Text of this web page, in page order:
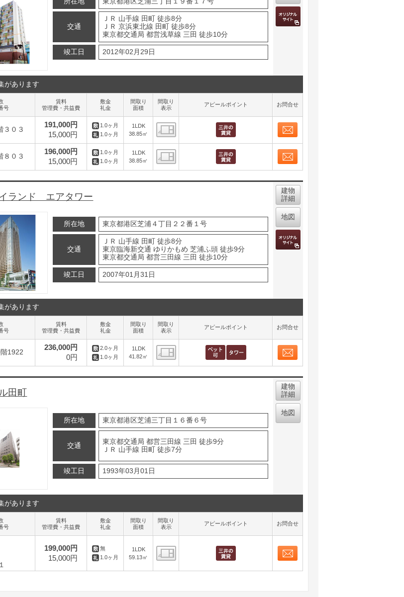
交通
ＪＲ 山手線 田町 徒歩8分
ＪＲ 京浜東北線 田町 徒歩8分
東京都交通局 都営浅草線 三田 徒歩10分
竣工日 2012年02月29日
があります
号
賃料
管理費・共益費
敷金
礼金
間取り
面積
間取り
表示
アピールポイント お問合せ
３０３
191,000円
15,000円
1.0ヶ月
1.0ヶ月
1LDK
38.85㎡
間取り表示
８０３
196,000円
15,000円
1.0ヶ月
1.0ヶ月
1LDK
38.85㎡
間取り表示
ランド エアタワー
所在地 東京都港区芝浦４丁目２２番１号
交通
ＪＲ 山手線 田町 徒歩8分
東京臨海新交通 ゆりかもめ 芝浦ふ頭 徒歩9分
東京都交通局 都営三田線 三田 徒歩10分
竣工日 2007年01月31日
建物
詳細
地図
があります
号
賃料
管理費・共益費
敷金
礼金
間取り
面積
間取り
表示
アピールポイント お問合せ
1922
236,000円
0円
2.0ヶ月
1.0ヶ月
1LDK
41.82㎡
間取り表示
田町
所在地 東京都港区芝浦三丁目１６番６号
交通
東京都交通局 都営三田線 三田 徒歩9分
ＪＲ 山手線 田町 徒歩7分
竣工日 1993年03月01日
建物
詳細
地図
があります
号
賃料
管理費・共益費
敷金
礼金
間取り
面積
間取り
表示
アピールポイント お問合せ
199,000円
15,000円
無
1.0ヶ月
1LDK
59.13㎡